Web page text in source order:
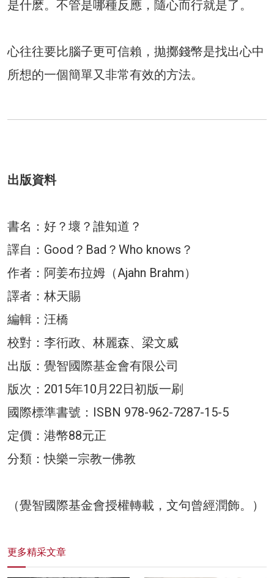
是什麽。不管是哪種反應，隨心而行就是了。
心往往要比腦子更可信賴，拋擲錢幣是找出心中
所想的一個簡單又非常有效的方法。
出版資料
書名：好？壞？誰知道？
譯自：Good？Bad？Who knows？
作者：阿姜布拉姆（Ajahn Brahm）
譯者：林天賜
編輯：汪橋
校對：李衎政、林麗森、梁文威
出版：覺智國際基金會有限公司
版次：2015年10月22日初版一刷
國際標準書號：ISBN 978-962-7287-15-5
定價：港幣88元正
分類：快樂—宗教—佛教
（覺智國際基金會授權轉載，文句曾經潤飾。）
更多精采文章